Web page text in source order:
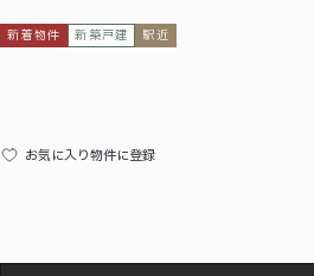
新着物件 新築戸建 駅近
お気に入り物件に登録